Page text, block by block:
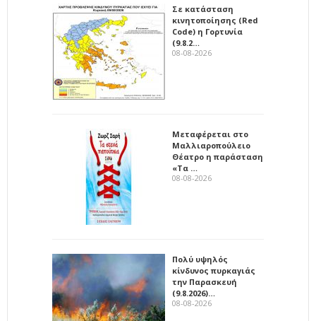
Σε κατάσταση
κινητοποίησης (Red
Code) η Γορτυνία
(9.8.2…
08-08-2026
Μεταφέρεται στο
Μαλλιαροπούλειο
Θέατρο η παράσταση
«Τα …
08-08-2026
Πολύ υψηλός
κίνδυνος πυρκαγιάς
την Παρασκευή
(9.8.2026)…
08-08-2026